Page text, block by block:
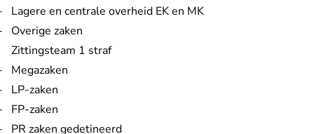
Lagere en centrale overheid EK en MK
Overige zaken
Zittingsteam 1 straf
Megazaken
LP-zaken
FP-zaken
PR zaken gedetineerd